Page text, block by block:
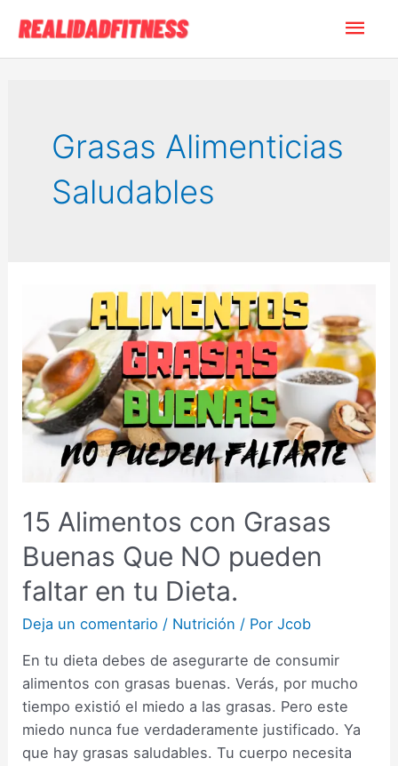
contenido
Grasas Alimenticias
Saludables
15 Alimentos con Grasas
Buenas Que NO pueden
faltar en tu Dieta.
Deja un comentario / Nutrición / PorJcob
En tu dieta debes de asegurarte de consumir
alimentos con grasas buenas. Verás, por mucho
tiempo existió el miedo a las grasas. Pero este
miedo nunca fue verdaderamente justificado. Ya
que hay grasas saludables. Tu cuerpo necesita